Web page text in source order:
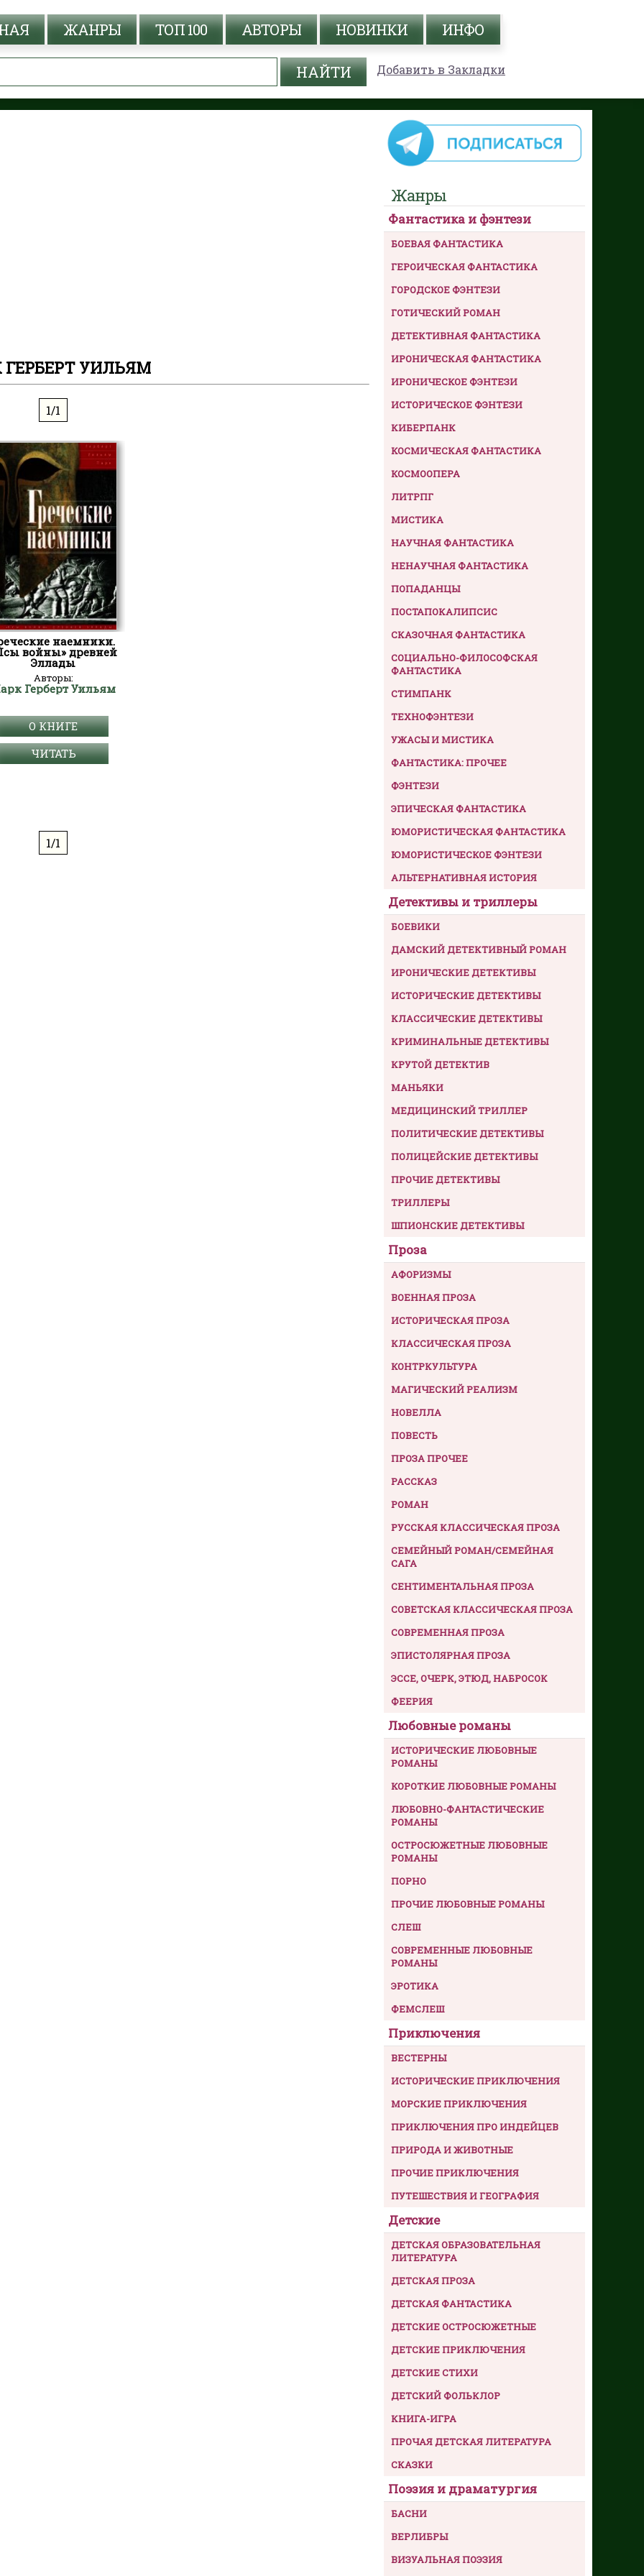
ЖАНРЫ ТОП 100 АВТОРЫ НОВИНКИ ИНФО
Добавить в Закладки
УИЛЬЯМ
1/1
наемники.
войны» древней
Эллады
Авторы:
Герберт Уильям
О КНИГЕ
ЧИТАТЬ
1/1
Жанры
Фантастика и фэнтези
БОЕВАЯ ФАНТАСТИКА
ГЕРОИЧЕСКАЯ ФАНТАСТИКА
ГОРОДСКОЕ ФЭНТЕЗИ
ГОТИЧЕСКИЙ РОМАН
ДЕТЕКТИВНАЯ ФАНТАСТИКА
ИРОНИЧЕСКАЯ ФАНТАСТИКА
ИРОНИЧЕСКОЕ ФЭНТЕЗИ
ИСТОРИЧЕСКОЕ ФЭНТЕЗИ
КИБЕРПАНК
КОСМИЧЕСКАЯ ФАНТАСТИКА
КОСМООПЕРА
ЛИТРПГ
МИСТИКА
НАУЧНАЯ ФАНТАСТИКА
НЕНАУЧНАЯ ФАНТАСТИКА
ПОПАДАНЦЫ
ПОСТАПОКАЛИПСИС
СКАЗОЧНАЯ ФАНТАСТИКА
СОЦИАЛЬНО-ФИЛОСОФСКАЯ
ФАНТАСТИКА
СТИМПАНК
ТЕХНОФЭНТЕЗИ
УЖАСЫ И МИСТИКА
ФАНТАСТИКА: ПРОЧЕЕ
ФЭНТЕЗИ
ЭПИЧЕСКАЯ ФАНТАСТИКА
ЮМОРИСТИЧЕСКАЯ ФАНТАСТИКА
ЮМОРИСТИЧЕСКОЕ ФЭНТЕЗИ
АЛЬТЕРНАТИВНАЯ ИСТОРИЯ
Детективы и триллеры
БОЕВИКИ
ДАМСКИЙ ДЕТЕКТИВНЫЙ РОМАН
ИРОНИЧЕСКИЕ ДЕТЕКТИВЫ
ИСТОРИЧЕСКИЕ ДЕТЕКТИВЫ
КЛАССИЧЕСКИЕ ДЕТЕКТИВЫ
КРИМИНАЛЬНЫЕ ДЕТЕКТИВЫ
КРУТОЙ ДЕТЕКТИВ
МАНЬЯКИ
МЕДИЦИНСКИЙ ТРИЛЛЕР
ПОЛИТИЧЕСКИЕ ДЕТЕКТИВЫ
ПОЛИЦЕЙСКИЕ ДЕТЕКТИВЫ
ПРОЧИЕ ДЕТЕКТИВЫ
ТРИЛЛЕРЫ
ШПИОНСКИЕ ДЕТЕКТИВЫ
Проза
АФОРИЗМЫ
ВОЕННАЯ ПРОЗА
ИСТОРИЧЕСКАЯ ПРОЗА
КЛАССИЧЕСКАЯ ПРОЗА
КОНТРКУЛЬТУРА
МАГИЧЕСКИЙ РЕАЛИЗМ
НОВЕЛЛА
ПОВЕСТЬ
ПРОЗА ПРОЧЕЕ
РАССКАЗ
РОМАН
РУССКАЯ КЛАССИЧЕСКАЯ ПРОЗА
СЕМЕЙНЫЙ РОМАН/СЕМЕЙНАЯ
САГА
СЕНТИМЕНТАЛЬНАЯ ПРОЗА
СОВЕТСКАЯ КЛАССИЧЕСКАЯ ПРОЗА
СОВРЕМЕННАЯ ПРОЗА
ЭПИСТОЛЯРНАЯ ПРОЗА
ЭССЕ, ОЧЕРК, ЭТЮД, НАБРОСОК
ФЕЕРИЯ
Любовные романы
ИСТОРИЧЕСКИЕ ЛЮБОВНЫЕ
РОМАНЫ
КОРОТКИЕ ЛЮБОВНЫЕ РОМАНЫ
ЛЮБОВНО-ФАНТАСТИЧЕСКИЕ
РОМАНЫ
ОСТРОСЮЖЕТНЫЕ ЛЮБОВНЫЕ
РОМАНЫ
ПОРНО
ПРОЧИЕ ЛЮБОВНЫЕ РОМАНЫ
СЛЕШ
СОВРЕМЕННЫЕ ЛЮБОВНЫЕ
РОМАНЫ
ЭРОТИКА
ФЕМСЛЕШ
Приключения
ВЕСТЕРНЫ
ИСТОРИЧЕСКИЕ ПРИКЛЮЧЕНИЯ
МОРСКИЕ ПРИКЛЮЧЕНИЯ
ПРИКЛЮЧЕНИЯ ПРО ИНДЕЙЦЕВ
ПРИРОДА И ЖИВОТНЫЕ
ПРОЧИЕ ПРИКЛЮЧЕНИЯ
ПУТЕШЕСТВИЯ И ГЕОГРАФИЯ
Детские
ДЕТСКАЯ ОБРАЗОВАТЕЛЬНАЯ
ЛИТЕРАТУРА
ДЕТСКАЯ ПРОЗА
ДЕТСКАЯ ФАНТАСТИКА
ДЕТСКИЕ ОСТРОСЮЖЕТНЫЕ
ДЕТСКИЕ ПРИКЛЮЧЕНИЯ
ДЕТСКИЕ СТИХИ
ДЕТСКИЙ ФОЛЬКЛОР
КНИГА-ИГРА
ПРОЧАЯ ДЕТСКАЯ ЛИТЕРАТУРА
СКАЗКИ
Поэзия и драматургия
БАСНИ
ВЕРЛИБРЫ
ВИЗУАЛЬНАЯ ПОЭЗИЯ